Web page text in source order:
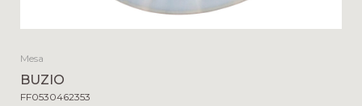
Mesa
BUZIO
FF0530462353